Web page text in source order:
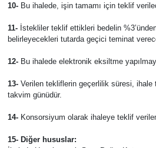
10-Bu ihalede, işin tamamı için teklif
11-İstekliler teklif ettikleri bedelin
belirleyecekleri tutarda geçici teminat
12-Bu ihalede elektronik eksiltme
13-Verilen tekliflerin geçerlilik süresi, ihale
takvim günüdür.
14-Konsorsiyum olarak ihaleye teklif
15- Diğer hususlar: